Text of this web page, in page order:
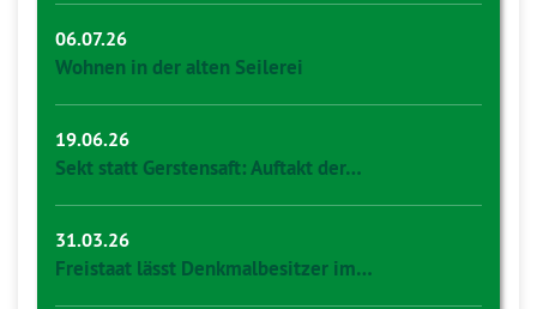
06.07.26
Wohnen in der alten Seilerei
19.06.26
Sekt statt Gerstensaft: Auftakt der…
31.03.26
Freistaat lässt Denkmalbesitzer im…